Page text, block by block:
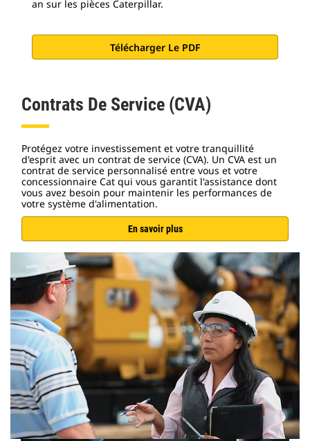
an sur les pièces Caterpillar.
Télécharger Le PDF
Contrats De Service (CVA)
Protégez votre investissement et votre tranquillité
d'esprit avec un contrat de service (CVA). Un CVA est un
contrat de service personnalisé entre vous et votre
concessionnaire Cat qui vous garantit l'assistance dont
vous avez besoin pour maintenir les performances de
votre système d'alimentation.
En savoir plus